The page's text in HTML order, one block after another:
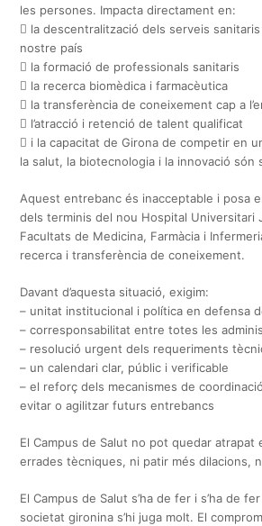
les persones. Impacta directament en:
 la descentralització dels serveis
nostre país
 la formació de professionals sanitaris
 la recerca biomèdica i farmacèutica
 la transferència de coneixement cap a
 l’atracció i retenció de talent qualificat
 i la capacitat de Girona de competir en
la salut, la biotecnologia i la innovació són
Aquest entrebanc és inacceptable i posa
dels terminis del nou Hospital Universitari
Facultats de Medicina, Farmàcia i
recerca i transferència de coneixement.
Davant d’aquesta situació, exigim:
– unitat institucional i política en defensa
– corresponsabilitat entre totes les
– resolució urgent dels requeriments
– un calendari clar, públic i verificable
– el reforç dels mecanismes de
evitar o agilitzar futurs entrebancs
El Campus de Salut no pot quedar atrapat
errades tècniques, ni patir més dilacions,
El Campus de Salut s’ha de fer i s’ha de
societat gironina s’hi juga molt. El